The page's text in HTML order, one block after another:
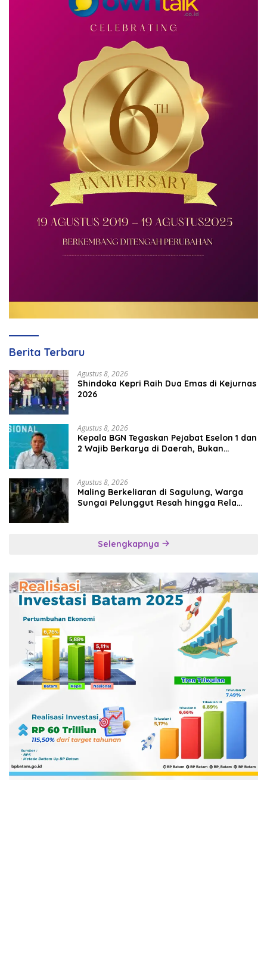
Berita Terbaru
Agustus 8, 2026
Shindoka Kepri Raih Dua Emas di Kejurnas
2026
Agustus 8, 2026
Kepala BGN Tegaskan Pejabat Eselon 1 dan
2 Wajib Berkarya di Daerah, Bukan
Agustus 8, 2026
Maling Berkeliaran di Sagulung, Warga
Sungai Pelunggut Resah hingga Rela
Selengkapnya